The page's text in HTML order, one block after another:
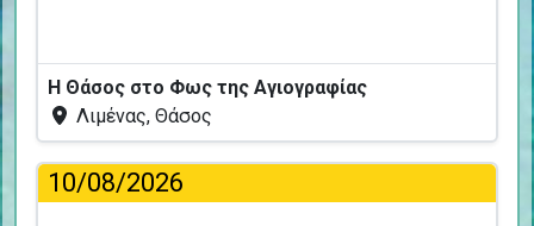
Η Θάσος στο Φως της Αγιογραφίας
Λιμένας, Θάσος
10/08/2026